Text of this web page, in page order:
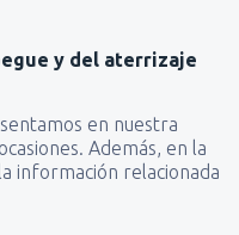
y del aterrizaje
en nuestra
Además, en la
información relacionada